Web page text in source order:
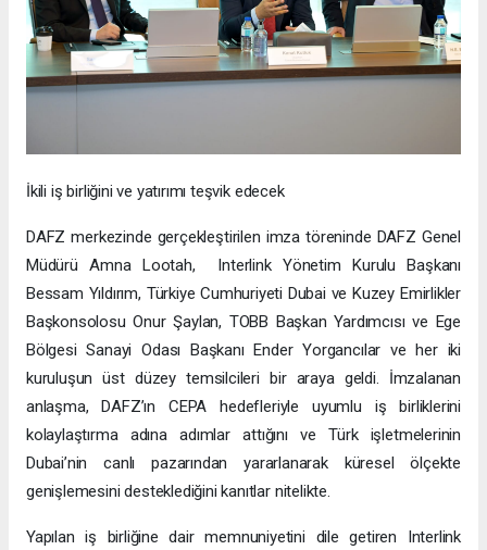
İkili iş birliğini ve yatırımı teşvik edecek
DAFZ merkezinde gerçekleştirilen imza töreninde DAFZ Genel
Müdürü Amna Lootah, Interlink Yönetim Kurulu Başkanı
Bessam Yıldırım, Türkiye Cumhuriyeti Dubai ve Kuzey Emirlikler
Başkonsolosu Onur Şaylan, TOBB Başkan Yardımcısı ve Ege
Bölgesi Sanayi Odası Başkanı Ender Yorgancılar ve her iki
kuruluşun üst düzey temsilcileri bir araya geldi. İmzalanan
anlaşma, DAFZ’ın CEPA hedefleriyle uyumlu iş birliklerini
kolaylaştırma adına adımlar attığını ve Türk işletmelerinin
Dubai’nin canlı pazarından yararlanarak küresel ölçekte
genişlemesini desteklediğini kanıtlar nitelikte.
Yapılan iş birliğine dair memnuniyetini dile getiren Interlink